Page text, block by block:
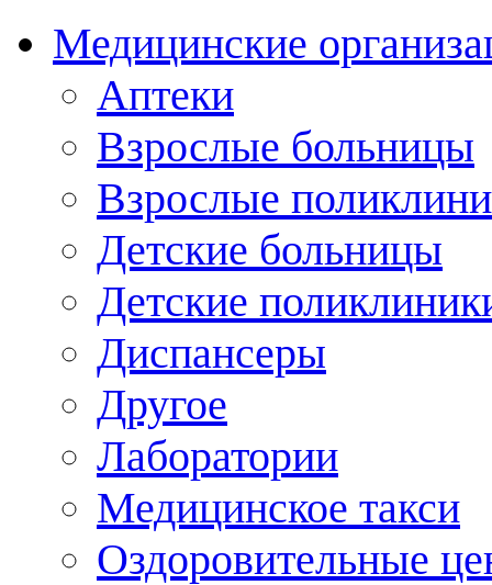
Медицинские
Аптеки
Взрослые больницы
Взрослые
Детские больницы
Детские
Диспансеры
Другое
Лаборатории
Медицинское такси
Оздоровительные